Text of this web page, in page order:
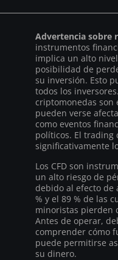
Advertencia sobre
instrumentos
implica un alto
posibilidad de
su inversión. Esto
todos los
criptomonedas son
pueden verse
como eventos
políticos. El trading
significativamente
Los CFD son
un alto riesgo de
debido al efecto de
% y el 89 % de las
minoristas pierden
Antes de operar,
comprender cómo
puede permitirse
su dinero.